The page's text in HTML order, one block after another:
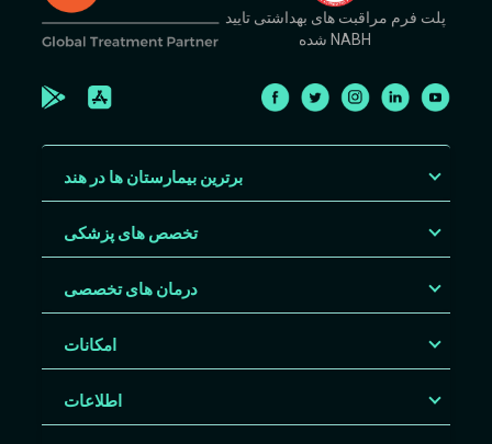
پلت فرم مراقبت های بهداشتی تایید
شده NABH
برترین بیمارستان ها در هند
تخصص های پزشکی
درمان های تخصصی
امکانات
اطلاعات